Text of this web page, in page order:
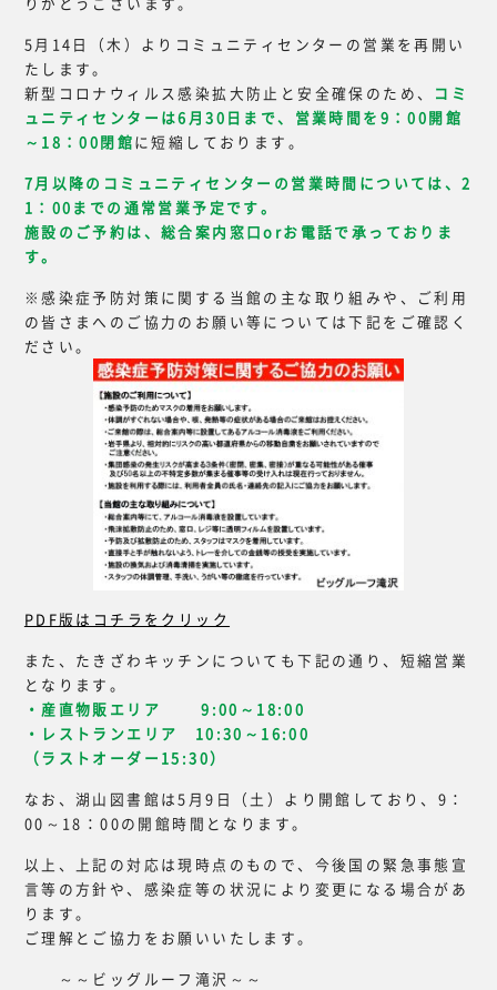
5月14日（木）よりコミュニティセンターの営業を再開い
たします。
新型コロナウィルス感染拡大防止と安全確保のため、 コミ
ュニティセンターは6月30日まで、営業時間を9：00開館
～18：00閉館に短縮しております。
7月以降のコミュニティセンターの営業時間については、2
1：00までの通常営業予定です。
施設のご予約は、総合案内窓口orお電話で承っておりま
す。
※感染症予防対策に関する当館の主な取り組みや、ご利用
の皆さまへのご協力のお願い等については下記をご確認く
ださい。
PDF版はコチラをクリック
また、たきざわキッチンについても下記の通り、短縮営業
となります。
・産直物販エリア 9:00～18:00
・レストランエリア 10:30～16:00
（ラストオーダー15:30）
なお、湖山図書館は5月9日（土）より開館しており、9：
00～18：00の開館時間となります。
以上、上記の対応は現時点のもので、今後国の緊急事態宣
言等の方針や、感染症等の状況により変更になる場合があ
ります。
ご理解とご協力をお願いいたします。
～～ビッグルーフ滝沢～～